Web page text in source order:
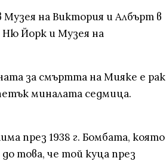
Музея на Виктория и Албърт в
Ню Йорк и Музея на
за смъртта на Мияке е рак
миналата седмица.
през 1938 г. Бомбата, която
до това, че той куца през